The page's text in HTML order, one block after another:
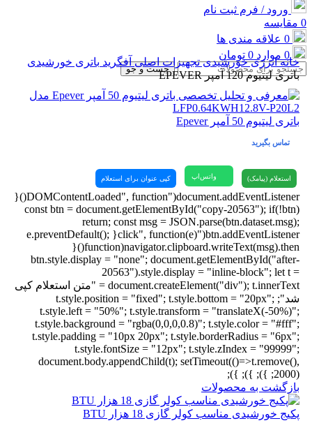
ورود / فرم ثبت نام
0 مقایسه
0 علاقه مندی ها
0 موارد 0 تومان
جست و جو
خانهانرژی خورشیدیتجهیزات اصلی آفگرید باتری خورشیدی
باتری لیتیوم 120 آمپر EPEVER
باتری لیتیوم 50 آمپر Epever
تماس بگیرید
استعلام (پیامک) واتس‌اپ کپی عنوان برای استعلام
document.addEventListener("DOMContentLoaded", function(){
const btn = document.getElementById("copy-20563"); if(!btn)
return; const msg = JSON.parse(btn.dataset.msg);
btn.addEventListener("click", function(e){ e.preventDefault();
navigator.clipboard.writeText(msg).then(function(){
btn.style.display = "none"; document.getElementById("after-
20563").style.display = "inline-block"; let t =
document.createElement("div"); t.innerText = "متن استعلام کپی
شد"; t.style.position = "fixed"; t.style.bottom = "20px";
t.style.left = "50%"; t.style.transform = "translateX(-50%)";
t.style.background = "rgba(0,0,0,0.8)"; t.style.color = "#fff";
t.style.padding = "10px 20px"; t.style.borderRadius = "6px";
t.style.fontSize = "12px"; t.style.zIndex = "99999";
document.body.appendChild(t); setTimeout(()=>t.remove(),
2000); }); }); });
بازگشت به محصولات
پکیج خورشیدی مناسب کولر گازی 18 هزار BTU